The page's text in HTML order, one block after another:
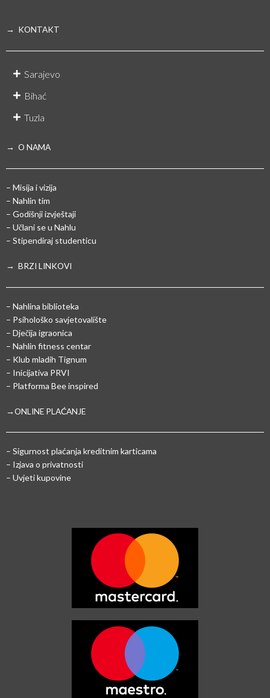
→ KONTAKT
Sarajevo
Bihać
Tuzla
→ O NAMA
– Misija i vizija
– Nahlin tim
– Godišnji izvještaji
– Učlani se u Nahlu
– Stipendiraj studenticu
→ BRZI LINKOVI
– Nahlina biblioteka
– Psihološko savjetovalište
– Dječija igraonica
– Nahlin fitness centar
– Klub mladih Tignum
– Inicijativa PRVI
– Platforma Bee inspired
→ONLINE PLAĆANJE
– Sigurnost plaćanja kreditnim karticama
– Izjava o privatnosti
– Uvjeti kupovine